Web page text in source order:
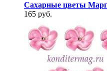
Сахарные цветы
165 руб.